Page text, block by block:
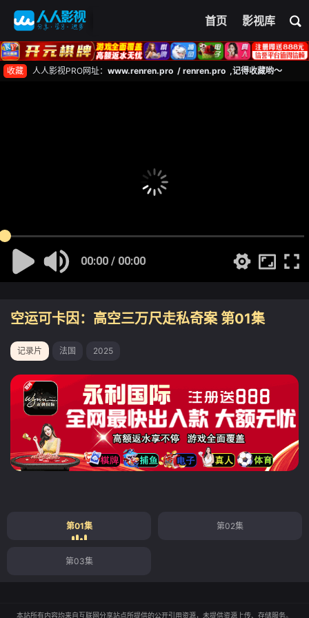
首页 影视库
收藏 人人影视PRO网址： www.renren.pro / renren.pro ,记得收藏哟～
00:00 / 00:00
空运可卡因：高空三万尺走私奇案 第01集
记录片 法国 2025
第01集 第02集
第03集
本站所有内容均来自互联网分享站点所提供的公开引用资源，未提供资源上传、存储服务。